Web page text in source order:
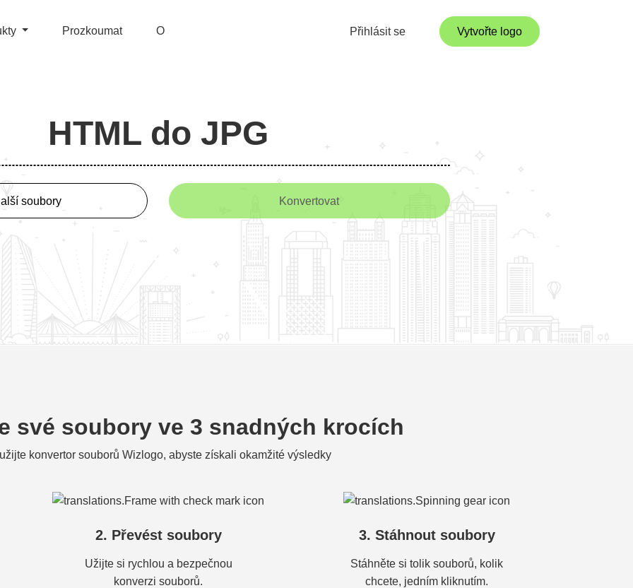
Prozkoumat O Přihlásit se Vytvořte logo
HTML do JPG
soubory Konvertovat
své soubory ve 3 snadných krocích
konvertor souborů Wizlogo, abyste získali okamžité výsledky
2. Převést soubory
Užijte si rychlou a bezpečnou
konverzi souborů.
3. Stáhnout soubory
Stáhněte si tolik souborů, kolik
chcete, jedním kliknutím.